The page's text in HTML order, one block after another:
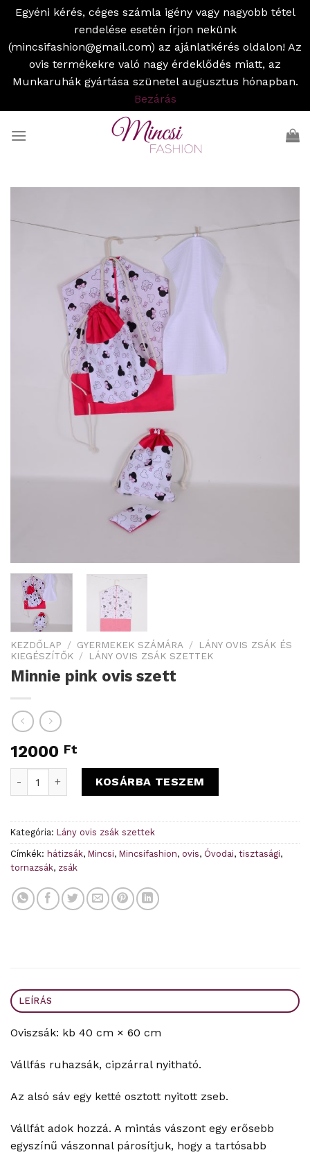
Egyéni kérés, céges számla igény vagy nagyobb tétel
rendelése esetén írjon nekünk
(mincsifashion@gmail.com) az ajánlatkérés oldalon! Az
ovis termékekre való nagy érdeklődés miatt, az
Munkaruhák gyártása szünetel augusztus hónapban.
Bezárás
KEZDŐLAP / GYERMEKEK SZÁMÁRA /
LÁNY OVIS ZSÁK ÉS
KIEGÉSZÍTŐK / LÁNY OVIS ZSÁK SZETTEK
Minnie pink ovis szett
12000 Ft
Minnie pink ovis szett mennyiség
KOSÁRBA TESZEM
Kategória: Lány ovis zsák szettek
Címkék: hátizsák, Mincsi, Mincsifashion, ovis, Óvodai, tisztasági,
tornazsák, zsák
LEÍRÁS
Oviszsák: kb 40 cm × 60 cm
Vállfás ruhazsák, cipzárral nyitható.
Az alsó sáv egy ketté osztott nyitott zseb.
Vállfát adok hozzá. A mintás vászont egy erősebb
egyszínű vászonnal párosítjuk, hogy a tartósabb